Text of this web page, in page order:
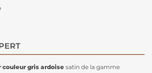
couleur gris ardoise satin de la gamme